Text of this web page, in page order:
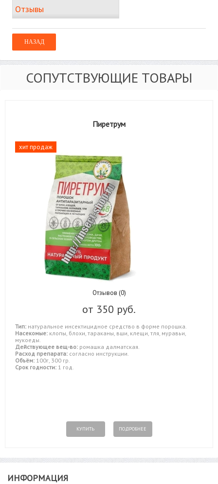
Отзывы
СОПУТСТВУЮЩИЕ ТОВАРЫ
Пиретрум
хит продаж
Отзывов (0)
от 350 руб.
Тип: натуральное инсектицидное средство в форме порошка.
Насекомые: клопы, блохи, тараканы, вши, клещи, тля, муравьи,
мукоеды.
Действующее вещ-во: ромашка далматская.
Расход препарата: согласно инструкции.
Объём: 100г, 300 гр.
Срок годности: 1 год.
КУПИТЬ ПОДРОБНЕЕ
ИНФОРМАЦИЯ